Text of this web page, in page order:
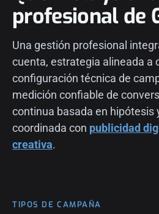
profesional de
Una gestión profesional
cuenta, estrategia alineada a
configuración técnica de
medición confiable de
continua basada en hipótesis
coordinada con publicidad
creativa.
TIPOS DE CAMPAÑA